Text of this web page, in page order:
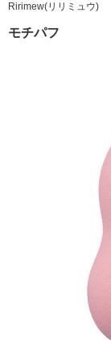
Ririmew(リリミュウ)
モチパフ